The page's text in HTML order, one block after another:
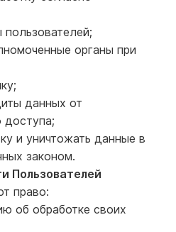
органы при
данных от
доступа;
и уничтожать данные в
законом.
Пользователей
право:
об обработке своих